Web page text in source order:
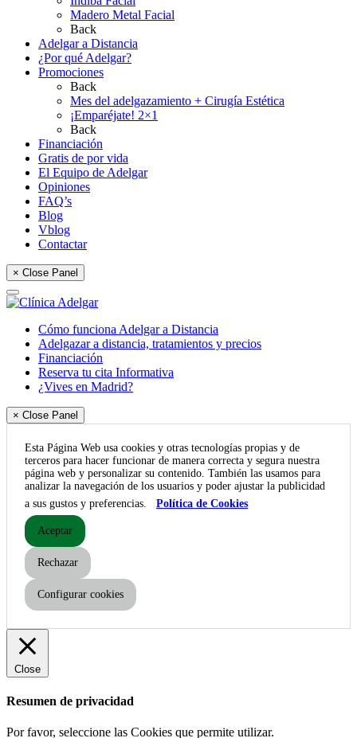
Madero Metal Facial
Back
Adelgar a Distancia
¿Por qué Adelgar?
Promociones
Back
Mes del adelgazamiento + Cirugía Estética
¡Emparéjate! 2×1
Back
Financiación
Gratis de por vida
El Equipo de Adelgar
Opiniones
FAQ’s
Blog
Vblog
Contactar
× Close Panel
Cómo funciona Adelgar a Distancia
Adelgazar a distancia, tratamientos y precios
Financiación
Reserva tu cita Informativa
¿Vives en Madrid?
× Close Panel
Esta Página Web usa cookies y otras tecnologías propias y de
terceros para hacer funcionar de manera correcta y segura nuestra
página web y personalizar su contenido. También las usamos para
analizar la navegación de los usuarios y poder ajustar la publicidad
a sus gustos y preferencias.
Política de Cookies
Aceptar
Rechazar
Configurar cookies
Close
Resumen de privacidad
Por favor, seleccione las Cookies que permite utilizar.